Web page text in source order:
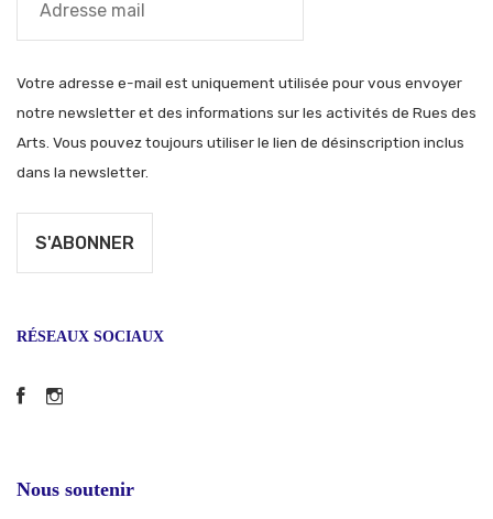
Votre adresse e-mail est uniquement utilisée pour vous envoyer
notre newsletter et des informations sur les activités de Rues des
Arts. Vous pouvez toujours utiliser le lien de désinscription inclus
dans la newsletter.
RÉSEAUX SOCIAUX
Facebook
Instagram
Nous soutenir